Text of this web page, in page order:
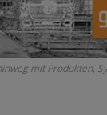
mit Produkten,